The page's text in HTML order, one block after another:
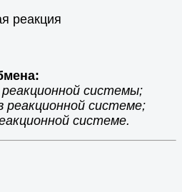
реакция
реакционной системы;
реакционной системе;
системе.